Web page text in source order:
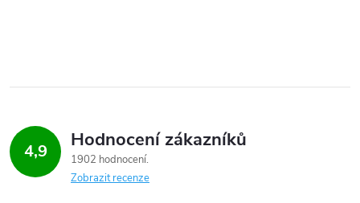
4,9 Hodnocení zákazníků
1902 hodnocení
Zobrazit recenze